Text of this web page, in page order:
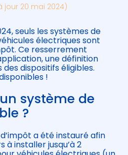
jour 20 mai 2024)
seuls les systèmes de
électriques sont
Ce resserrement
une définition
dispositifs éligibles.
!
système de
?
a été instauré afin
à installer jusqu’à 2